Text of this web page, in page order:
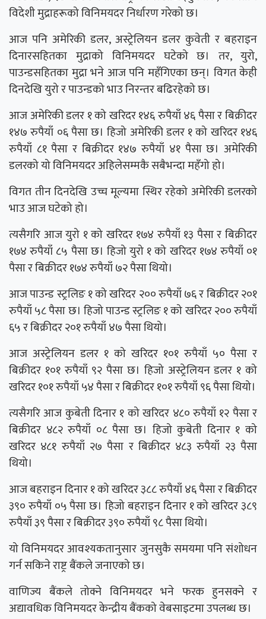
विदेशी मुद्राहरूको विनिमयदर निर्धारण गरेको छ।
आज पनि अमेरिकी डलर, अस्ट्रेलियन डलर कुवेती र बहराइन
दिनारसहितका मुद्राको विनिमयदर घटेको छ। तर, युरो,
पाउन्डसहितका मुद्रा भने आज पनि महँगिएका छन्। विगत केही
दिनदेखि युरो र पाउन्डको भाउ निरन्तर बढिरहेको छ।
आज अमेरिकी डलर १ को खरिदर १४६ रुपैयाँ ४६ पैसा र बिक्रीदर
१४७ रुपैयाँ ०६ पैसा छ। हिजो अमेरिकी डलर १ को खरिदर १४६
रुपैयाँ ८१ पैसा र बिक्रीदर १४७ रुपैयाँ ४१ पैसा छ। अमेरिकी
डलरको यो विनिमयदर अहिलेसम्मकै सबैभन्दा महँगो हो।
विगत तीन दिनदेखि उच्च मूल्यमा स्थिर रहेको अमेरिकी डलरको
भाउ आज घटेको हो।
त्यसैगरि आज युरो १ को खरिदर १७४ रुपैयाँ १३ पैसा र बिक्रीदर
१७४ रुपैयाँ ८५ पैसा छ। हिजो युरो १ को खरिदर १७४ रुपैयाँ ०१
पैसा र बिक्रीदर १७४ रुपैयाँ ७२ पैसा थियो।
आज पाउन्ड स्ट्रलिङ १ को खरिदर २०० रुपैयाँ ७६ र बिक्रीदर २०१
रुपैयाँ ५८ पैसा छ। हिजो पाउन्ड स्ट्रलिङ १ को खरिदर २०० रुपैयाँ
६५ र बिक्रीदर २०१ रुपैयाँ ४७ पैसा थियो।
आज अस्ट्रेलियन डलर १ को खरिदर १०१ रुपैयाँ ५० पैसा र
बिक्रीदर १०१ रुपैयाँ ९२ पैसा छ। हिजो अस्ट्रेलियन डलर १ को
खरिदर १०१ रुपैयाँ ५४ पैसा र बिक्रीदर १०१ रुपैयाँ ९६ पैसा थियो।
त्यसैगरि आज कुबेती दिनार १ को खरिदर ४८० रुपैयाँ १२ पैसा र
बिक्रीदर ४८२ रुपैयाँ ०८ पैसा छ। हिजो कुबेती दिनार १ को
खरिदर ४८१ रुपैयाँ २७ पैसा र बिक्रीदर ४८३ रुपैयाँ २३ पैसा
थियो।
आज बहराइन दिनार १ को खरिदर ३८८ रुपैयाँ ४६ पैसा र बिक्रीदर
३९० रुपैयाँ ०५ पैसा छ। हिजो बहराइन दिनार १ को खरिदर ३८९
रुपैयाँ ३९ पैसा र बिक्रीदर ३९० रुपैयाँ ९८ पैसा थियो।
यो विनिमयदर आवश्यकतानुसार जुनसुकै समयमा पनि संशोधन
गर्न सकिने राष्ट्र बैंकले जनाएको छ।
वाणिज्य बैंकले तोक्ने विनिमयदर भने फरक हुनसक्ने र
अद्यावधिक विनिमयदर केन्द्रीय बैंकको वेबसाइटमा उपलब्ध छ।